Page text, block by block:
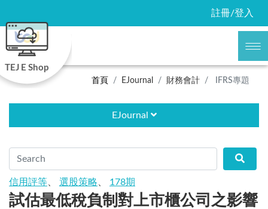
註冊/登入
TEJ E Shop
首頁
EJournal 財務會計 IFRS專題
EJournal
信用評等 選股策略 178期
試估最低稅負制對上市櫃公司之影響